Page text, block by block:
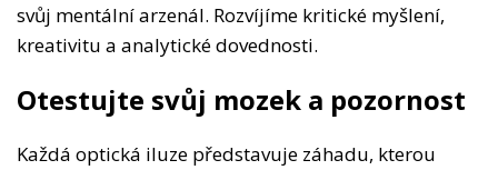
svůj mentální arzenál. Rozvíjíme kritické myšlení,
kreativitu a analytické dovednosti.
Otestujte svůj mozek a pozornost
Každá optická iluze představuje záhadu, kterou